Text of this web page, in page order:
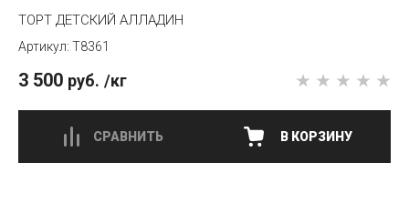
ТОРТ ДЕТСКИЙ АЛЛАДИН
T8361
3 500 руб. /кг